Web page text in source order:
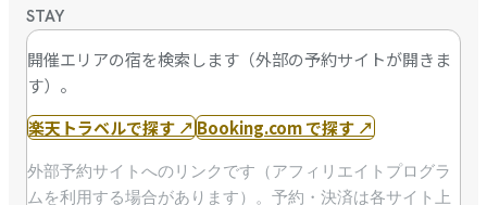
STAY
開催エリアの宿を検索します（外部の予約サイトが開きま
す）。
楽天トラベルで探す ↗Booking.com で探す ↗
外部予約サイトへのリンクです（アフィリエイトプログラ
ムを利用する場合があります）。予約・決済は各サイト上